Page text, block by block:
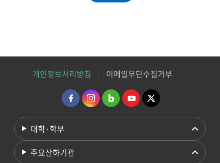
개인정보처리방침 이메일무단수집거부
대학·학부
주요산하기관